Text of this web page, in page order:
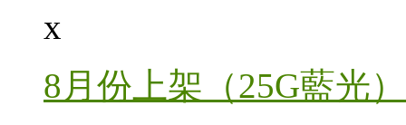
x
8月份上架（25G藍光）